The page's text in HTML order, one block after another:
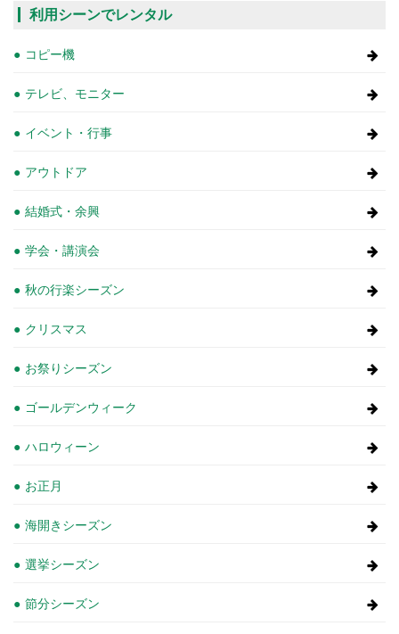
利用シーンでレンタル
コピー機
テレビ、モニター
イベント・行事
アウトドア
結婚式・余興
学会・講演会
秋の行楽シーズン
クリスマス
お祭りシーズン
ゴールデンウィーク
ハロウィーン
お正月
海開きシーズン
選挙シーズン
節分シーズン